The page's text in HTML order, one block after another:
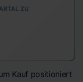
ZU
Kauf positioniert